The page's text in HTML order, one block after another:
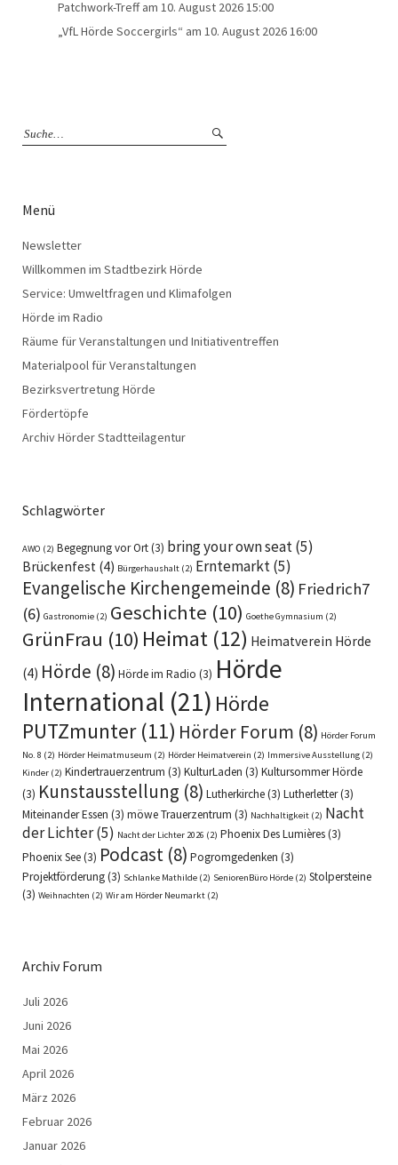
Patchwork-Treffam 10. August 2026 15:00
„VfL Hörde Soccergirls“ am 10. August 2026 16:00
Menü
Newsletter
Willkommen im Stadtbezirk Hörde
Service: Umweltfragen und Klimafolgen
Hörde im Radio
Räume für Veranstaltungen und Initiativentreffen
Materialpool für Veranstaltungen
Bezirksvertretung Hörde
Fördertöpfe
Archiv Hörder Stadtteilagentur
Schlagwörter
AWO (2) Begegnung vor Ort(3) bring your own seat(5)
Brückenfest (4) Bürgerhaushalt (2) Erntemarkt(5)
Evangelische Kirchengemeinde (8) Friedrich7
(6) Gastronomie (2) Geschichte (10) Goethe Gymnasium (2)
GrünFrau (10) Heimat (12) Heimatverein Hörde
(4) Hörde (8) Hörde im Radio (3) Hörde
International (21) Hörde
PUTZmunter(11) Hörder Forum (8) Hörder Forum
No. 8 (2) Hörder Heimatmuseum (2) Hörder Heimatverein (2) Immersive Ausstellung (2)
Kinder (2) Kindertrauerzentrum (3) KulturLaden (3) Kultursommer Hörde
(3) Kunstausstellung (8) Lutherkirche(3) Lutherletter(3)
Miteinander Essen (3) möwe Trauerzentrum (3) Nachhaltigkeit (2) Nacht
der Lichter(5) Nacht der Lichter 2026 (2) Phoenix Des Lumières(3)
Phoenix See(3) Podcast (8) Pogromgedenken (3)
Projektförderung(3) Schlanke Mathilde (2) SeniorenBüro Hörde (2) Stolpersteine
(3) Weihnachten (2) Wir am Hörder Neumarkt (2)
Archiv Forum
Juli 2026
Juni 2026
Mai 2026
April 2026
März 2026
Februar 2026
Januar 2026